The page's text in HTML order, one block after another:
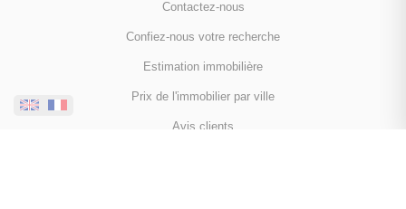
Contactez-nous
Confiez-nous votre recherche
Estimation immobilière
Prix de l'immobilier par ville
Avis clients